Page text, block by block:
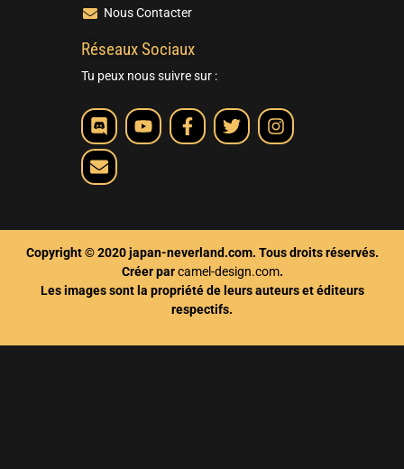
Nous Contacter
Réseaux Sociaux
Tu peux nous suivre sur :
Copyright © 2020 japan-neverland.com. Tous droits réservés.
Créer parcamel-design.com.
Les images sont la propriété de leurs auteurs et éditeurs
respectifs.